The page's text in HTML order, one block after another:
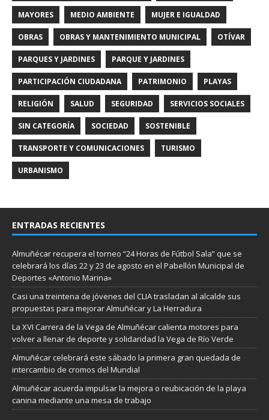
MAYORES MEDIO AMBIENTE MUJER E IGUALDAD
OBRAS OBRAS Y MANTENIMIENTO MUNICIPAL OTÍVAR
PARQUES Y JARDINES PARQUE Y JARDINES
PARTICIPACIÓN CIUDADANA PATRIMONIO PLAYAS
RELIGIÓN SALUD SEGURIDAD SERVICIOS SOCIALES
SIN CATEGORÍA SOCIEDAD SOSTENIBLE
TRANSPORTE Y COMUNICACIONES TURISMO
URBANISMO
ENTRADAS RECIENTES
Almuñécar recupera el torneo “24 Horas de Fútbol Sala” que se
celebrará los días 22 y 23 de agosto en el Pabellón Municipal de
Deportes «Antonio Marina»
Casi una treintena de jóvenes del CLIA trasladan al alcalde sus
propuestas para mejorar Almuñécar y La Herradura
La XVI Carrera de la Vega de Almuñécar calienta motores para
volver a llenar de deporte y solidaridad la Vega de Río Verde
Almuñécar celebrará este sábado la primera gran quedada de
intercambio de cromos del Mundial
Almuñécar acuerda impulsar la mejora o reubicación de la playa
canina mediante una mesa de trabajo